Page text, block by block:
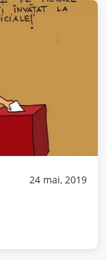
24 mai, 2019